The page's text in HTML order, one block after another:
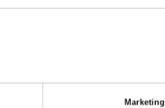
Marketing